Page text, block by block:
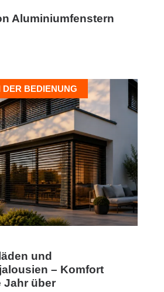
Aluminiumfenstern
BEDIENUNG
und
– Komfort
Jahr über